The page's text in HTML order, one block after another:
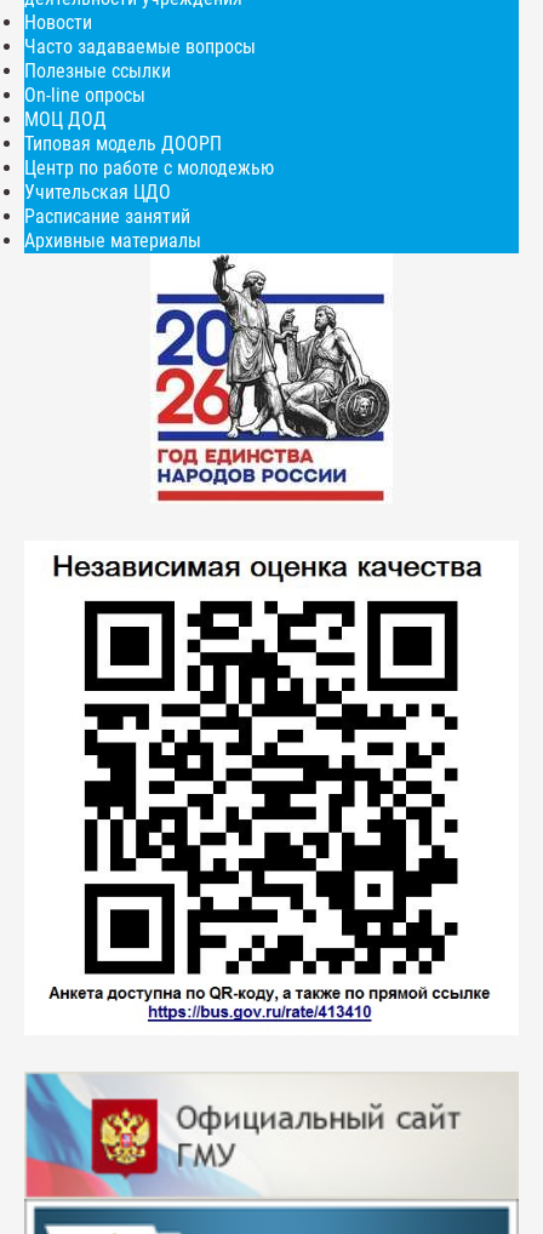
Новости
Часто задаваемые вопросы
Полезные ссылки
On-line опросы
МОЦ ДОД
Типовая модель ДООРП
Центр по работе с молодежью
Учительская ЦДО
Расписание занятий
Архивные материалы